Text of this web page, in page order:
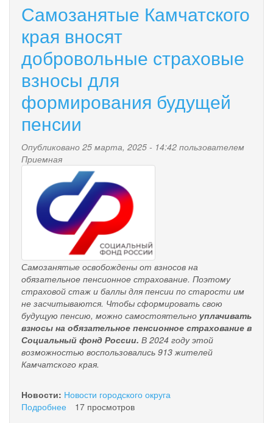
проведении
слушаний
внесению
изменений
в
Правила
землепользования
и
Самозанятые Камчатского
края вносят
добровольные страховые
взносы для
формирования будущей
пенсии
Опубликовано 25 марта, 2025 - 14:42 пользователем
Приемная
pensionnyy_fond.png
Самозанятые освобождены от взносов на
обязательное пенсионное страхование. Поэтому
страховой стаж и баллы для пенсии по старости им
не засчитываются. Чтобы сформировать свою
будущую пенсию, можно самостоятельно уплачивать
взносы на обязательное пенсионное страхование в
Социальный фонд России. В 2024 году этой
возможностью воспользовались 913 жителей
Камчатского края.
Новости: Новости городского округа
Подробнее
17 просмотров